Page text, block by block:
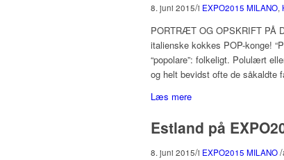
8. juni 2015/i EXPO2015 MILANO,
PORTRÆT OG OPSKRIFT PÅ
italienske kokkes POP-konge!
“popolare”: folkeligt. Polulært
og helt bevidst ofte de såkaldte
Læs mere
Estland på
8. juni 2015/i EXPO2015 MILANO/